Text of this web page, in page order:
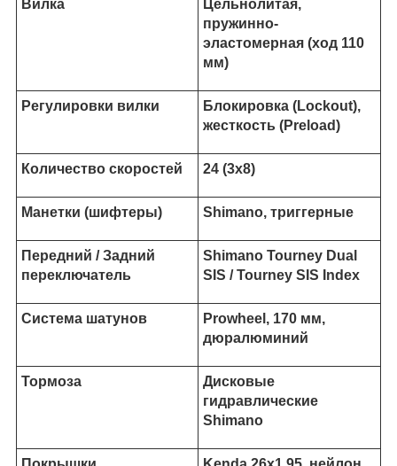
Вилка
Цельнолитая,
пружинно-
эластомерная (ход 110
мм)
Регулировки вилки
Блокировка (Lockout),
жесткость (Preload)
Количество скоростей 24 (3х8)
Манетки (шифтеры) Shimano, триггерные
Передний / Задний
переключатель
Shimano Tourney Dual
SIS / Tourney SIS Index
Система шатунов
Prowheel, 170 мм,
дюралюминий
Тормоза
Дисковые
гидравлические
Shimano